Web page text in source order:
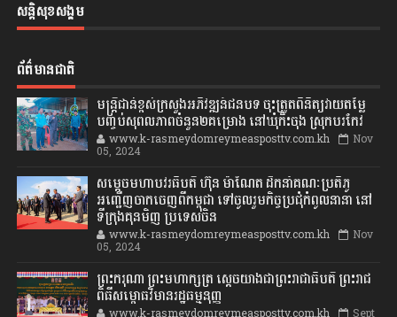
សន្តិសុខសង្គម
ព័ត៌មានជាតិ
មន្ត្រីជាន់ខ្ពស់ក្រសួងអភិវឌ្ឍន៍ជនបទ ចុះត្រួតពិនិត្យវាយតម្លៃ
បញ្ចប់សុពលភាពចំនួន២គម្រោង នៅឃុំកិះចុង ស្រុកបរកែវ
www.k-rasmeydomreymeasposttv.com.kh Nov
05, 2024
សម្តេចមហាបវរធិបតី ហ៊ុន ម៉ាណែត ដឹកនាំគណៈប្រតិភូ
អញ្ជើញចាកចេញពីកម្ពុជា ទៅចូលរួមកិច្ចប្រជុំកំពូលនានា នៅ
ទីក្រុងគុនមិញ ប្រទេសចិន
www.k-rasmeydomreymeasposttv.com.kh Nov
05, 2024
ព្រះករុណា ព្រះមហាក្សត្រ ស្តេចយាងជាព្រះរាជាធិបតី ព្រះរាជ
ពិធីសម្ពោធវិមានរដ្ឋធម្មនុញ្ញ